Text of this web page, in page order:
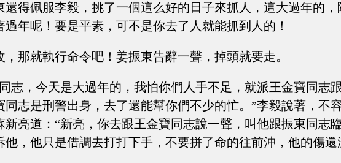
還得佩服李毅，挑了一個這么好的日子來抓人，這大過年的，
年呢！要是平素，可不是你去了人就能抓到人的！
，那就執行命令吧！姜振東告辭一聲，掉頭就要走。
志，今天是大過年的，我怕你們人手不足，就派王金寶同志
同志是刑警出身，去了還能幫你們不少的忙。”李毅說著，不
新亮道：“新亮，你去跟王金寶同志說一聲，叫他跟振東同志
他，他只是借調去打打下手，不要拼了命的往前沖，他的傷還